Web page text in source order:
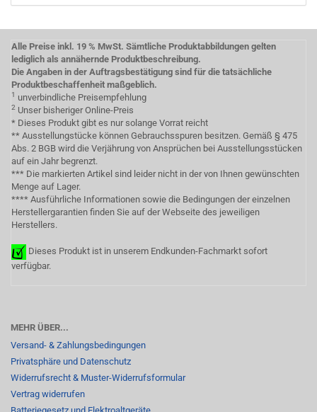
Alle Preise inkl. 19 % MwSt. Sämtliche Produktabbildungen gelten
lediglich als annähernde Produktbeschreibung.
Die Angaben in der Auftragsbestätigung sind für die tatsächliche
Produktbeschaffenheit maßgeblich.
1 unverbindliche Preisempfehlung
2 Unser bisheriger Online-Preis
* Dieses Produkt gibt es nur solange Vorrat reicht
** Ausstellungstücke können Gebrauchsspuren besitzen. Gemäß § 475
Abs. 2 BGB wird die Verjährung von Ansprüchen bei Ausstellungsstücken
auf ein Jahr begrenzt.
*** Die markierten Artikel sind leider nicht in der von Ihnen gewünschten
Menge auf Lager.
**** Ausführliche Informationen sowie die Bedingungen der einzelnen
Herstellergarantien finden Sie auf der Webseite des jeweiligen
Herstellers.
Dieses Produkt ist in unserem Endkunden-Fachmarkt sofort
verfügbar.
MEHR ÜBER...
Versand- & Zahlungsbedingungen
Privatsphäre und Datenschutz
Widerrufsrecht & Muster-Widerrufsformular
Vertrag widerrufen
Batteriegesetz und Elektroaltgeräte